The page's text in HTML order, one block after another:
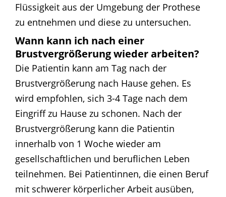
Flüssigkeit aus der Umgebung der Prothese
zu entnehmen und diese zu untersuchen.
Wann kann ich nach einer
Brustvergrößerung wieder arbeiten?
Die Patientin kann am Tag nach der
Brustvergrößerung nach Hause gehen. Es
wird empfohlen, sich 3-4 Tage nach dem
Eingriff zu Hause zu schonen. Nach der
Brustvergrößerung kann die Patientin
innerhalb von 1 Woche wieder am
gesellschaftlichen und beruflichen Leben
teilnehmen. Bei Patientinnen, die einen Beruf
mit schwerer körperlicher Arbeit ausüben,